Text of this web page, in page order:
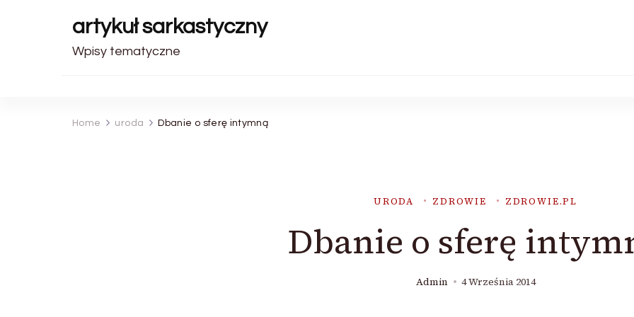
artykuł sarkastyczny
Wpisy tematyczne
Home uroda Dbanie o sferę intymną
URODA ZDROWIE ZDROWIE.PL
Dbanie o sferę
Admin 4 Września 2014